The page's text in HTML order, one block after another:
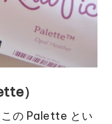
）
の Palette とい